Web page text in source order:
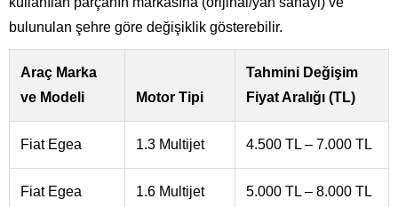
bulunulan şehre göre değişiklik gösterebilir.
Araç Marka
ve Modeli
Motor Tipi
Tahmini Değişim
Fiyat Aralığı (TL)
Fiat Egea 1.3 Multijet 4.500 TL – 7.000 TL
Fiat Egea 1.6 Multijet 5.000 TL – 8.000 TL